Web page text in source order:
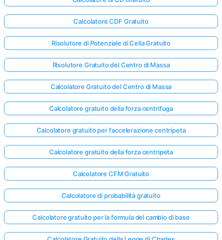
Calcolatore CDF Gratuito
Risolutore di Potenziale di Cella Gratuito
Risolutore Gratuito del Centro di Massa
Calcolatore Gratuito del Centro di Massa
Calcolatore gratuito della forza centrifuga
Calcolatore gratuito per l'accelerazione centripeta
Calcolatore gratuito della forza centripeta
Calcolatore CFM Gratuito
Calcolatore di probabilità gratuito
Calcolatore gratuito per la formula del cambio di base